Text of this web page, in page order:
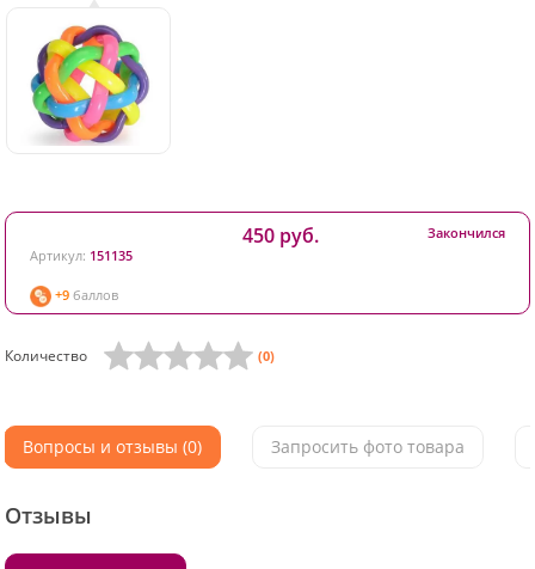
Артикул: 151135
+9 баллов
450 руб. Закончился
Количество (0)
Вопросы и отзывы (0) Запросить фото товара
Отзывы